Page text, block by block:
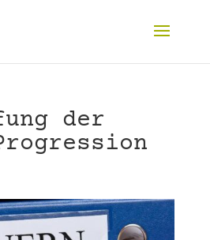
der